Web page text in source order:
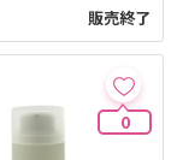
販売終了
0